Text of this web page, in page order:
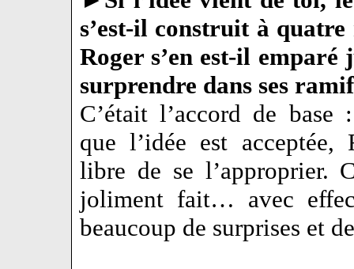
s’est-il construit à quatre
Roger s’en est-il emparé
surprendre dans ses
C’était l’accord de base
que l’idée est acceptée,
libre de se l’approprier.
joliment fait… avec
beaucoup de surprises et